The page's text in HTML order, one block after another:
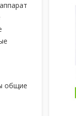
общие